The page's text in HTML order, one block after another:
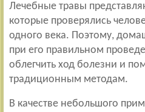
Лечебные травы
которые проверялись
одного века. Поэтому,
при его правильном
облегчить ход болезни и
традиционным методам.
В качестве небольшого